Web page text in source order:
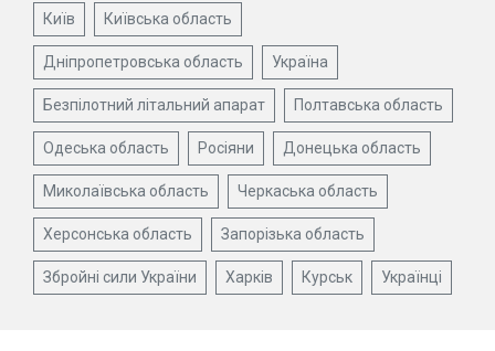
Київ Київська область
Дніпропетровська область Україна
Безпілотний літальний апарат Полтавська область
Одеська область Росіяни Донецька область
Миколаївська область Черкаська область
Херсонська область Запорізька область
Збройні сили України Харків Курськ Українці